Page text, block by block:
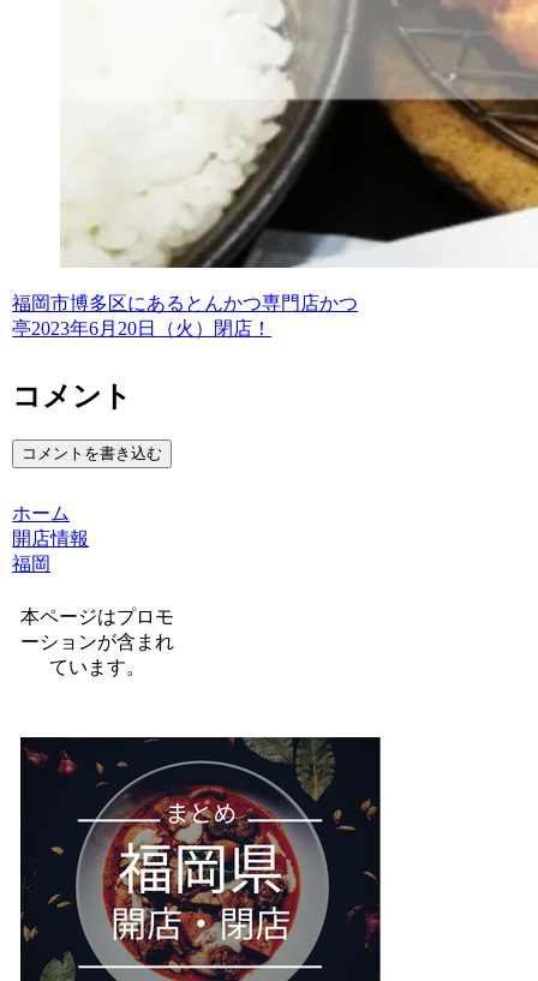
福岡市博多区にあるとんかつ専門店かつ
亭2023年6月20日（火）閉店！
コメント
コメントを書き込む
ホーム
開店情報
福岡
本ページはプロモ
ーションが含まれ
ています。